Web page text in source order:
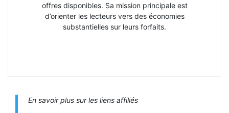
offres disponibles. Sa mission principale est
d’orienter les lecteurs vers des économies
substantielles sur leurs forfaits.
En savoir plus sur les liens affiliés